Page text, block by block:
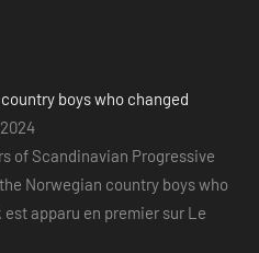
boys who changed
of Scandinavian Progressive
Norwegian country boys who
apparu en premier sur Le